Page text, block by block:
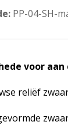
PP-04-SH-
voor
reliëf